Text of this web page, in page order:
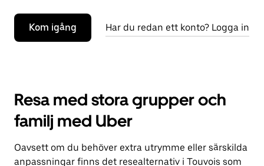
Kom igång Har du redan ett konto? Logga in
Resa med stora grupper och
familj med Uber
Oavsett om du behöver extra utrymme eller särskilda
anpassningar finns det resealternativ i Touvois som